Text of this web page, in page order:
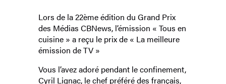
Lors de la 22ème édition du Grand Prix
des Médias CBNews, l’émission « Tous en
cuisine » a reçu le prix de « La meilleure
émission de TV »
Vous l’avez adoré pendant le confinement,
Cyril Lignac, le chef préféré des français,